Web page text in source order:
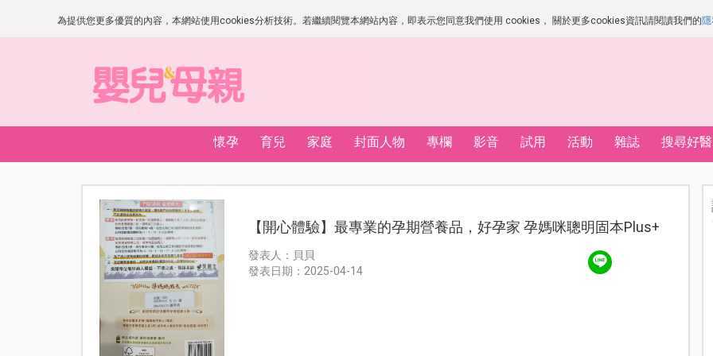
為提供您更多優質的內容，本網站使用cookies分析技術。若繼續閱覽本網站內容，即表示您同意我們使用 cookies， 關於更多cookies資訊請閱讀我們的
懷孕 育兒 家庭 封面人物 專欄 影音 試用 活動 雜誌 搜尋好
【開心體驗】最專業的孕期營養品，好孕家 孕媽咪聰明固本Plus+
發表人：貝貝
發表日期：2025-04-14